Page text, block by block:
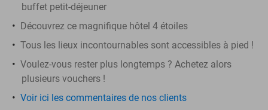
buffet petit-déjeuner
Découvrez ce magnifique hôtel 4 étoiles
Tous les lieux incontournables sont accessibles à pied !
Voulez-vous rester plus longtemps ? Achetez alors
plusieurs vouchers !
Voir ici les commentaires de nos clients